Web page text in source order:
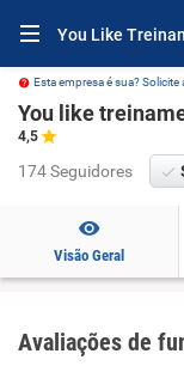
Esta empresa é sua? Solicite
You like
4,5
174 Seguidores
Visão Geral
Avaliações de